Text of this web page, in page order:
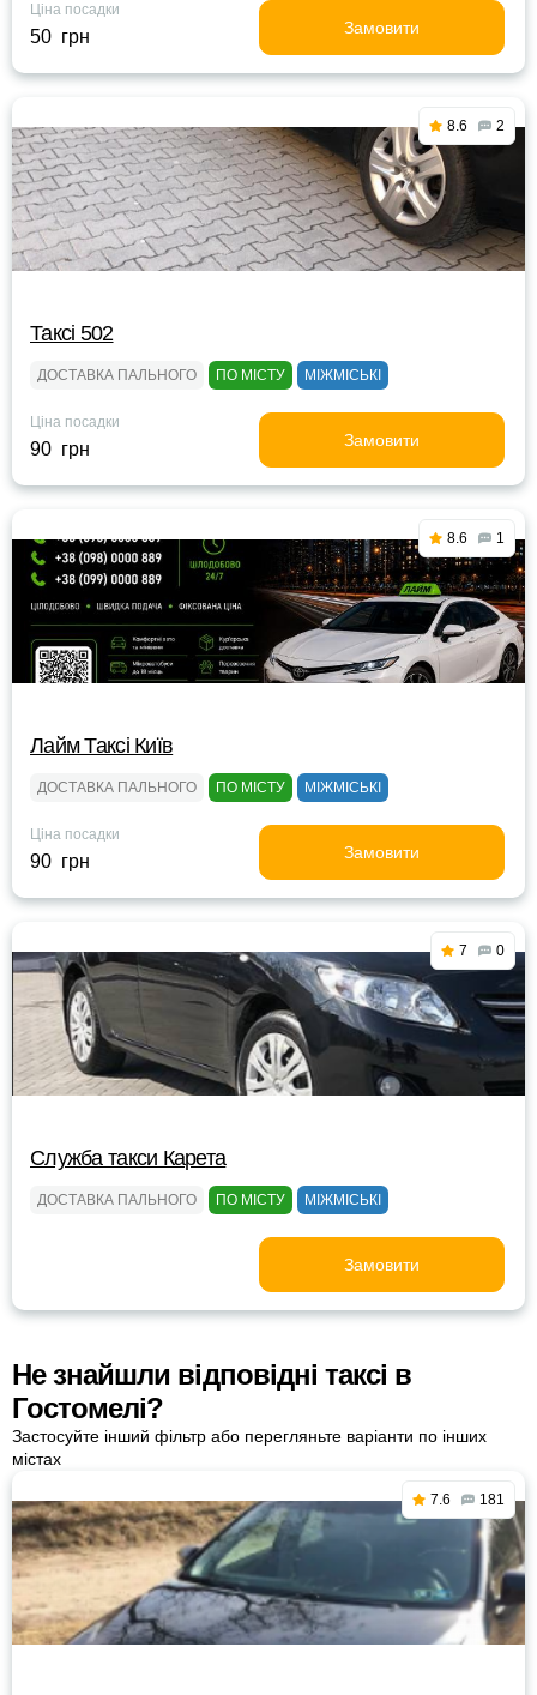
Ціна посадки
50 грн Замовити
8.6 2
Таксі 502
ДОСТАВКА ПАЛЬНОГО ПО МІСТУ МІЖМІСЬКІ
Ціна посадки
90 грн Замовити
8.6 1
Лайм Таксі Київ
ДОСТАВКА ПАЛЬНОГО ПО МІСТУ МІЖМІСЬКІ
Ціна посадки
90 грн Замовити
7 0
Служба такси Карета
ДОСТАВКА ПАЛЬНОГО ПО МІСТУ МІЖМІСЬКІ
Замовити
Не знайшли відповідні таксі в
Гостомелі?
Застосуйте інший фільтр або перегляньте варіанти по інших
містах
7.6 181